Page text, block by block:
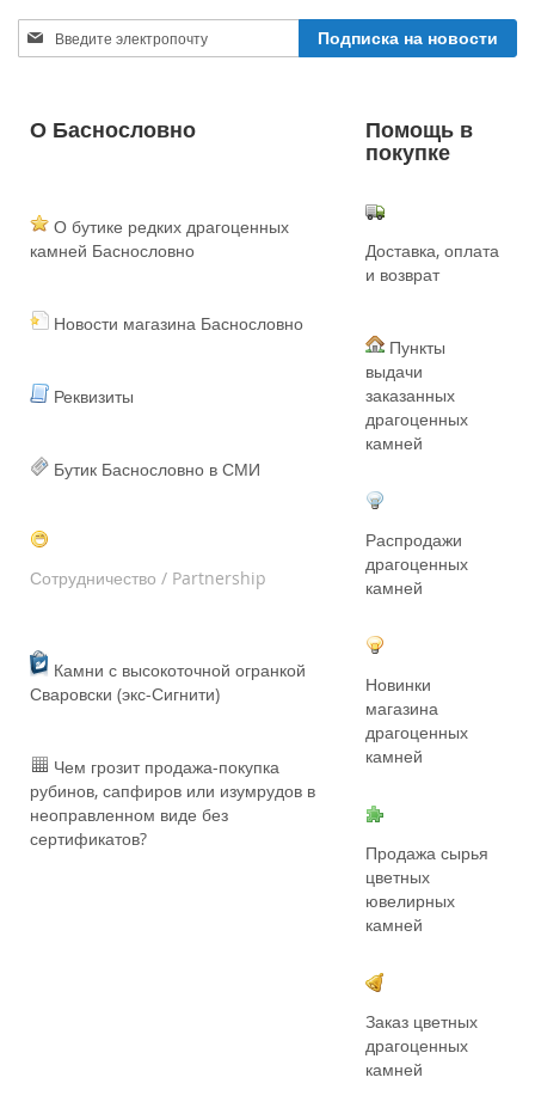
Sign
Up
Newsletter:
Подписка на новости
О Баснословно Помощь в
покупке
О бутике редких драгоценных
камней Баснословно
Новости магазина Баснословно
Реквизиты
Бутик Баснословно в СМИ
Сотрудничество / Partnership
Камни с высокоточной огранкой
Сваровски (экс-Сигнити)
Чем грозит продажа-покупка
рубинов, сапфиров или изумрудов в
неоправленном виде без
сертификатов?
Доставка, оплата
и возврат
Пункты
выдачи
заказанных
драгоценных
камней
Распродажи
драгоценных
камней
Новинки
магазина
драгоценных
камней
Продажа сырья
цветных
ювелирных
камней
Заказ цветных
драгоценных
камней